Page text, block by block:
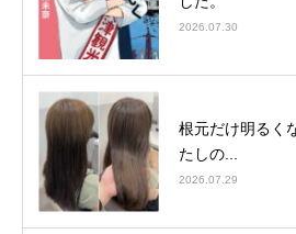
2026.07.30
根元だけ明るく
たしの...
2026.07.29